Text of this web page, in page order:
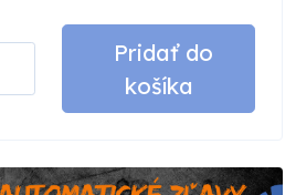
Pridať do
košíka